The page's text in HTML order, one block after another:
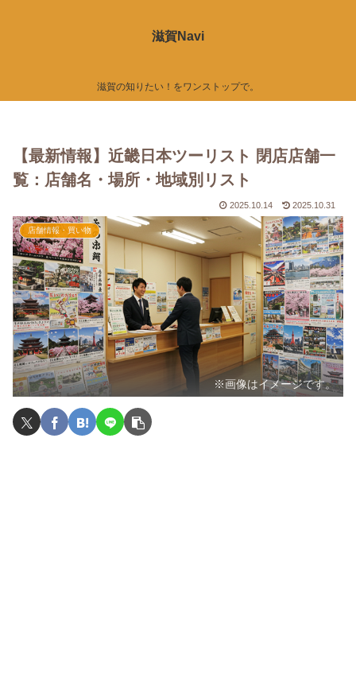
滋賀Navi
滋賀の知りたい！をワンストップで。
【最新情報】近畿日本ツーリスト 閉店店舗一
覧：店舗名・場所・地域別リスト
2025.10.14 2025.10.31
店舗情報・買い物
※画像はイメージです。